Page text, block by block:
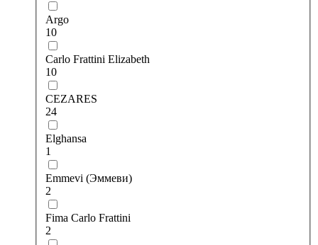
Argo
10
Carlo Frattini Elizabeth
10
CEZARES
24
Elghansa
1
Emmevi (Эммеви)
2
Fima Carlo Frattini
2